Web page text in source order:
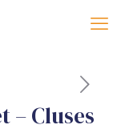
– Cluses